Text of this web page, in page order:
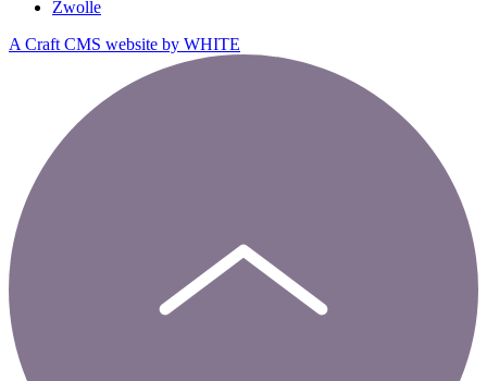
Zwolle
A Craft CMS website by WHITE